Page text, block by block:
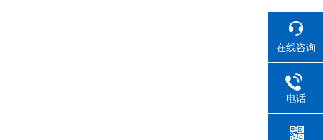
在线咨询
电话